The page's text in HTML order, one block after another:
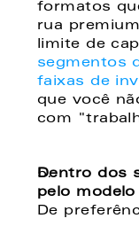
formatos
rua
limite de
segmentos
faixas de
que você
com
Dentro dos
pelo
De